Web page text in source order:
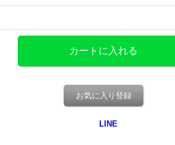
お気に入り登録